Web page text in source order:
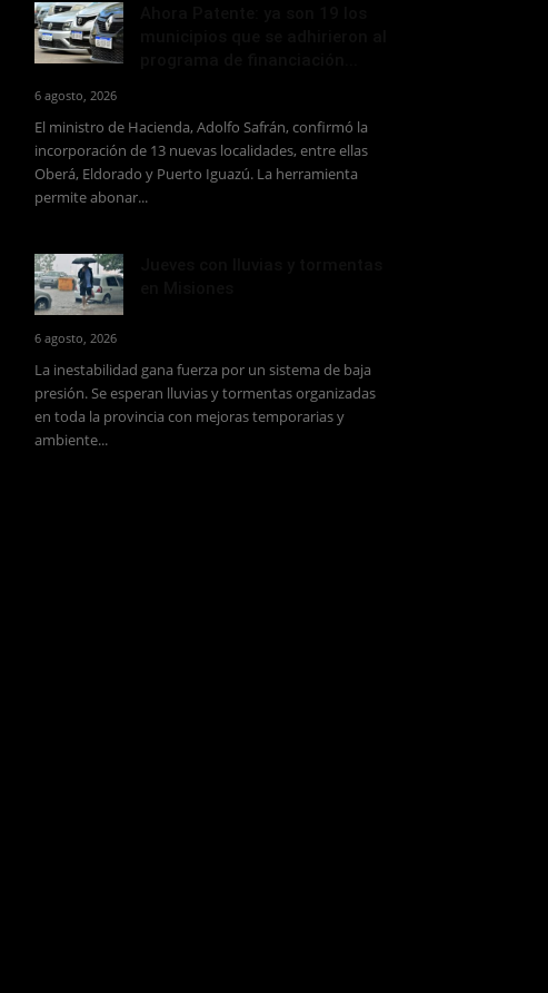
6 agosto, 2026
El ministro de Hacienda, Adolfo Safrán, confirmó la
incorporación de 13 nuevas localidades, entre ellas
Oberá, Eldorado y Puerto Iguazú. La herramienta
permite abonar...
6 agosto, 2026
La inestabilidad gana fuerza por un sistema de baja
presión. Se esperan lluvias y tormentas organizadas
en toda la provincia con mejoras temporarias y
ambiente...